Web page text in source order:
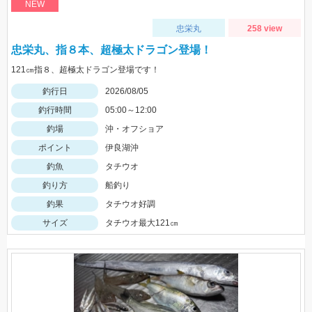
NEW
忠栄丸 258 view
忠栄丸、指８本、超極太ドラゴン登場！
121㎝指８、超極太ドラゴン登場です！
釣行日
2026/08/05
釣行時間
05:00～12:00
釣場
沖・オフショア
ポイント
伊良湖沖
釣魚
タチウオ
釣り方
船釣り
釣果
タチウオ好調
サイズ
タチウオ最大121㎝